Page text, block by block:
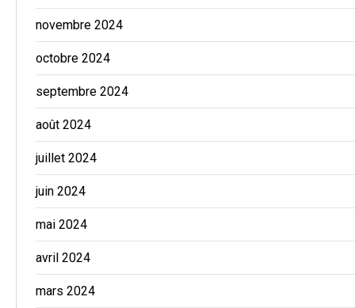
novembre 2024
octobre 2024
septembre 2024
août 2024
juillet 2024
juin 2024
mai 2024
avril 2024
mars 2024